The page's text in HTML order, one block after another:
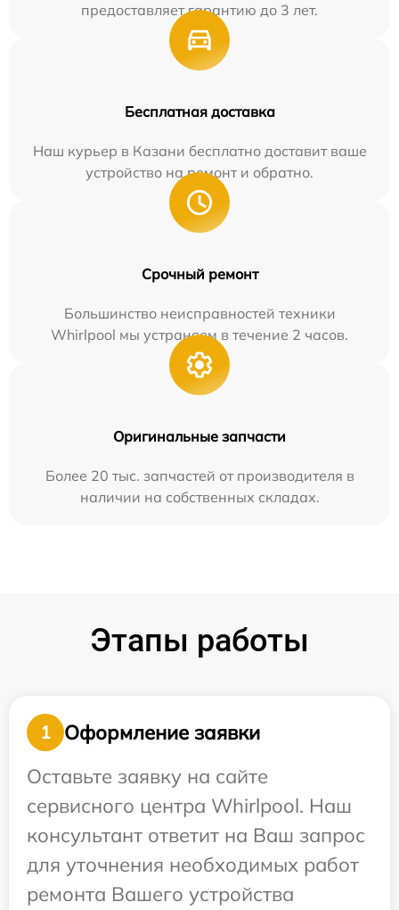
предоставляет гарантию до 3 лет.
Бесплатная доставка
Наш курьер в Казани бесплатно доставит ваше
устройство на ремонт и обратно.
Срочный ремонт
Большинство неисправностей техники
Whirlpool мы устраняем в течение 2 часов.
Оригинальные запчасти
Более 20 тыс. запчастей от производителя в
наличии на собственных складах.
Этапы работы
1
Оформление заявки
Оставьте заявку на сайте
сервисного центра Whirlpool. Наш
консультант ответит на Ваш запрос
для уточнения необходимых работ
ремонта Вашего устройства